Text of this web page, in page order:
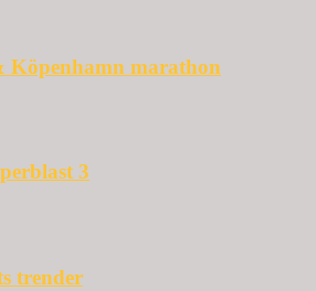
Köpenhamn marathon
3
trender